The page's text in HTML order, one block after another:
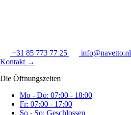
+31 85 773 77 25
info@navetto.nl
Kontakt →
Die Öffnungszeiten
Mo - Do: 07:00 - 18:00
Fr: 07:00 - 17:00
So - So: Geschlossen